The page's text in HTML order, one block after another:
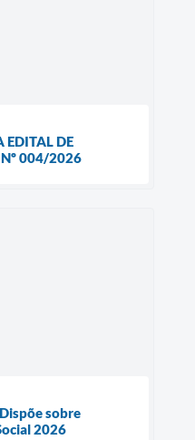
EDITAL DE
004/2026
sobre
2026